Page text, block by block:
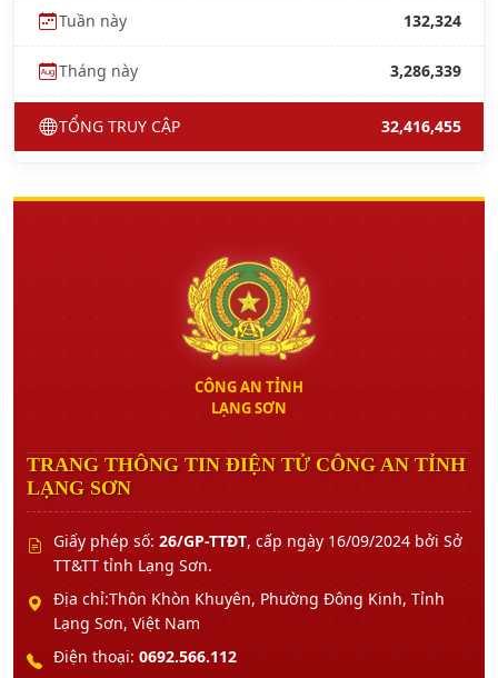
Tuần này 132,324
Tháng này 3,286,339
TỔNG TRUY CẬP 32,416,455
CÔNG AN TỈNH
LẠNG SƠN
TRANG THÔNG TIN ĐIỆN TỬ CÔNG AN TỈNH
LẠNG SƠN
Giấy phép số: 26/GP-TTĐT, cấp ngày 16/09/2024 bởi Sở
TT&TT tỉnh Lạng Sơn.
Địa chỉ:Thôn Khòn Khuyên, Phường Đông Kinh, Tỉnh
Lạng Sơn, Việt Nam
Điện thoại: 0692.566.112